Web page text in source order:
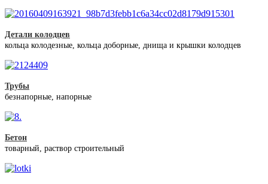
Детали колодцев
кольца колодезные, кольца доборные, днища и крышки колодцев
Трубы
безнапорные, напорные
Бетон
товарный, раствор строительный